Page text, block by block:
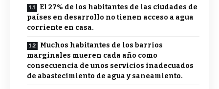
El 27% de los habitantes de las ciudades de
países en desarrollo no tienen acceso a agua
corriente en casa.
Muchos habitantes de los barrios
marginales mueren cada año como
consecuencia de unos servicios inadecuados
de abastecimiento de agua y saneamiento.